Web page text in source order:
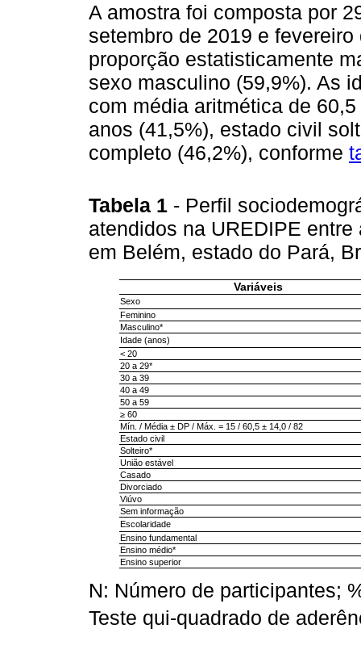
A amostra foi composta por
setembro de 2019 e
proporção estatisticamente
sexo masculino (59,9%). As
com média aritmética de
anos (41,5%), estado civil
completo (46,2%), conforme
Tabela 1 - Perfil
atendidos na UREDIPE
em Belém, estado do Pará,
Variáveis
Sexo
Feminino
Masculino*
Idade (anos)
< 20
20 a 29*
30 a 39
40 a 49
50 a 59
≥ 60
Mín. / Média ± DP / Máx. = 15 / 60,5 ± 14,0 / 82
Estado civil
Solteiro*
União estável
Casado
Divorciado
Viúvo
Sem informação
Escolaridade
Ensino fundamental
Ensino médio*
Ensino superior
N: Número de participantes;
Teste qui-quadrado de